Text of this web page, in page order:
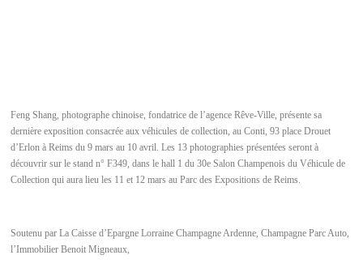
Feng Shang, photographe chinoise, fondatrice de l’agence Rêve-Ville, présente sa
dernière exposition consacrée aux véhicules de collection, au Conti, 93 place Drouet
d’Erlon à Reims du 9 mars au 10 avril. Les 13 photographies présentées seront à
découvrir sur le stand n° F349, dans le hall 1 du 30e Salon Champenois du Véhicule de
Collection qui aura lieu les 11 et 12 mars au Parc des Expositions de Reims.
Soutenu par La Caisse d’Epargne Lorraine Champagne Ardenne, Champagne Parc Auto,
l’Immobilier Benoit Migneaux,